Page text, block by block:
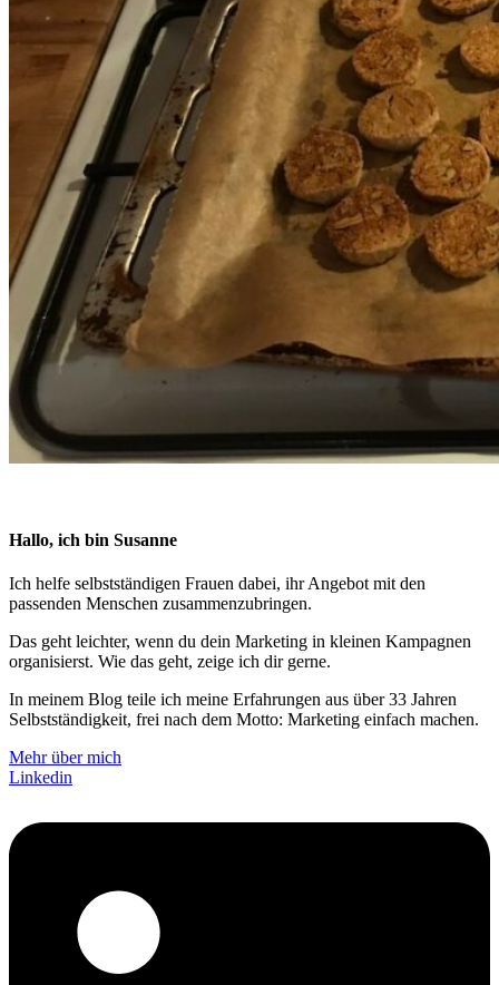
Hallo, ich bin Susanne
Ich helfe selbstständigen Frauen dabei, ihr Angebot mit den
passenden Menschen zusammen­zu­bringen.
Das geht leichter, wenn du dein Marketing in kleinen Kampagnen
organisierst. Wie das geht, zeige ich dir gerne.
In meinem Blog teile ich meine Erfahrungen aus über 33 Jahren
Selbstständigkeit, frei nach dem Motto: Marketing einfach machen.
Mehr über mich
Linkedin